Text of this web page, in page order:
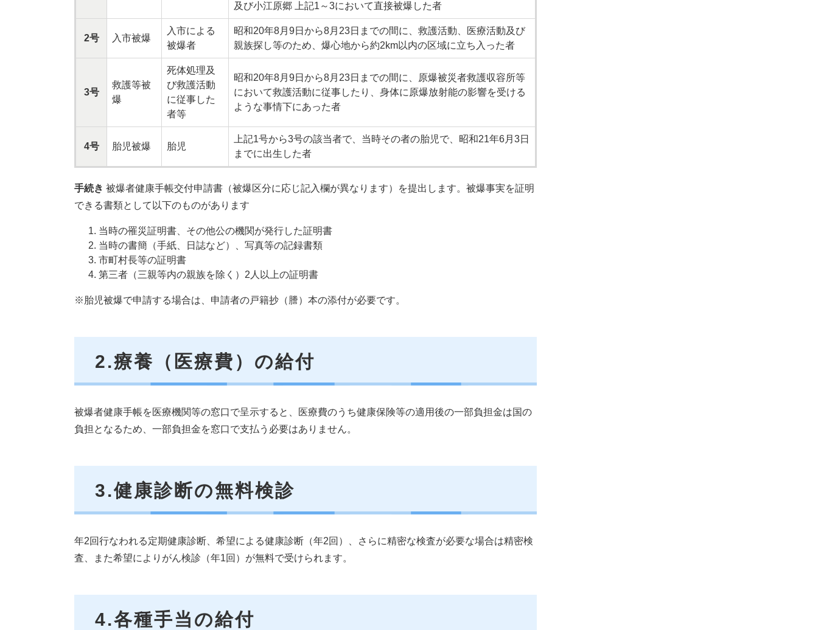
及び小江原郷 上記1～3において直接被爆した者
2号 入市被爆
入市による
被爆者
昭和20年8月9日から8月23日までの間に、救護活動、医療活動及び
親族探し等のため、爆心地から約2km以内の区域に立ち入った者
3号
救護等被
爆
死体処理及
び救護活動
に従事した
者等
昭和20年8月9日から8月23日までの間に、原爆被災者救護収容所等
において救護活動に従事したり、身体に原爆放射能の影響を受ける
ような事情下にあった者
4号 胎児被爆 胎児
上記1号から3号の該当者で、当時その者の胎児で、昭和21年6月3日
までに出生した者
手続き 被爆者健康手帳交付申請書（被爆区分に応じ記入欄が異なります）を提出します。被爆事実を証明
できる書類として以下のものがあります
当時の罹災証明書、その他公の機関が発行した証明書
当時の書簡（手紙、日誌など）、写真等の記録書類
市町村長等の証明書
第三者（三親等内の親族を除く）2人以上の証明書
※胎児被爆で申請する場合は、申請者の戸籍抄（謄）本の添付が必要です。
2.療養（医療費）の給付
被爆者健康手帳を医療機関等の窓口で呈示すると、医療費のうち健康保険等の適用後の一部負担金は国の
負担となるため、一部負担金を窓口で支払う必要はありません。
3.健康診断の無料検診
年2回行なわれる定期健康診断、希望による健康診断（年2回）、さらに精密な検査が必要な場合は精密検
査、また希望によりがん検診（年1回）が無料で受けられます。
4.各種手当の給付